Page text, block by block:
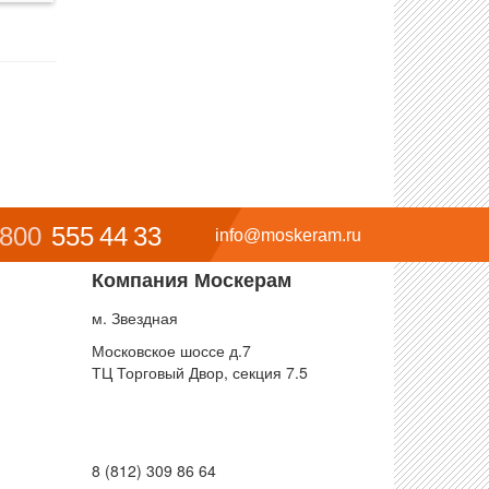
info@moskeram.ru
555 44 33
Компания Москерам
м. Звездная
Московское шоссе д.7
ТЦ Торговый Двор, секция 7.5
8 (812) 309 86 64